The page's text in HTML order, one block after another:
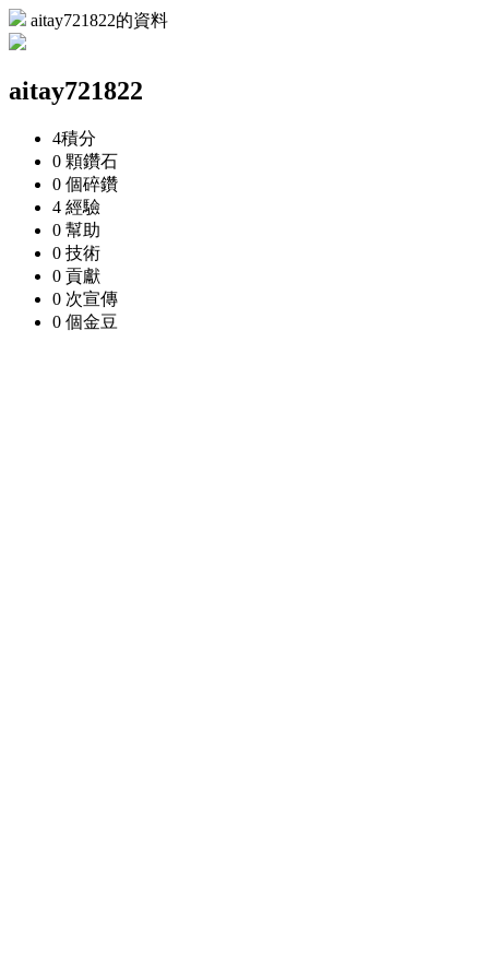
aitay721822的資料
aitay721822
4積分
0 顆鑽石
0 個碎鑽
4 經驗
0 幫助
0 技術
0 貢獻
0 次宣傳
0 個金豆